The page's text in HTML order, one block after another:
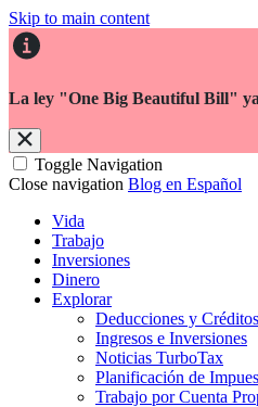
Skip to main content
La ley "One Big Beautiful Bill"
Toggle Navigation
Close navigation Blog en Español
Vida
Trabajo
Inversiones
Dinero
Explorar
Deducciones y
Ingresos e Inversiones
Noticias TurboTax
Planificación de
Trabajo por Cuenta